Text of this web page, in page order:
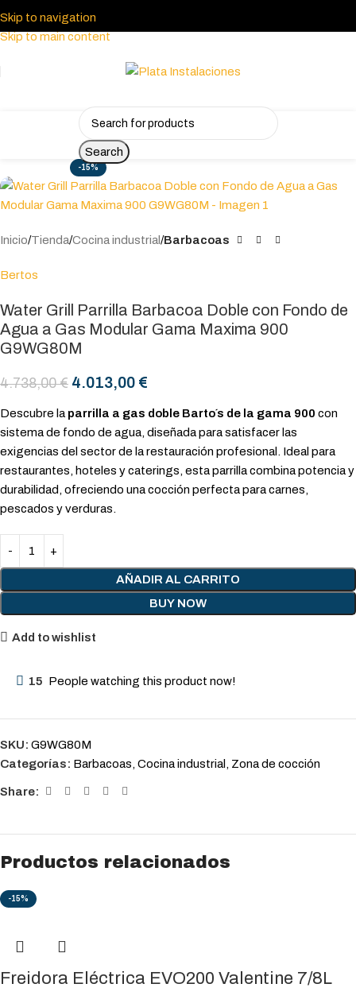
Skip to navigation
Skip to main content
Search
-15%
Inicio Tienda Cocina industrial Barbacoas
Bertos
Water Grill Parrilla Barbacoa Doble con Fondo de
Agua a Gas Modular Gama Maxima 900
G9WG80M
4.738,00€ 4.013,00 €
Descubre la parrilla a gas doble Barto´s de la gama 900 con
sistema de fondo de agua, diseñada para satisfacer las
exigencias del sector de la restauración profesional. Ideal para
restaurantes, hoteles y caterings, esta parrilla combina potencia y
durabilidad, ofreciendo una cocción perfecta para carnes,
pescados y verduras.
AÑADIR AL CARRITO
BUY NOW
Add to wishlist
15 People watching this product now!
SKU: G9WG80M
Categorías: Barbacoas, Cocina industrial , Zona de cocción
Share:
Productos relacionados
-15%
Freidora Eléctrica EVO200 Valentine 7/8L